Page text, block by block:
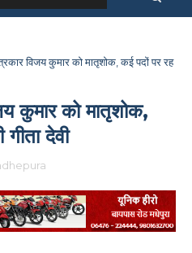
विजय कुमार को मातृशोक, कई पदों पर रह
कुमार को मातृशोक,
देवी